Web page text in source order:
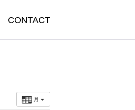
CONTACT
月